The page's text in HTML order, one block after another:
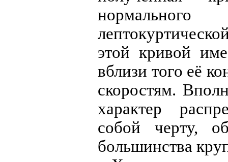
этой кривой
вблизи того её
скоростям.
характер
собой черту,
большинства